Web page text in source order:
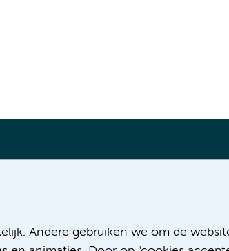
Andere gebruiken we om de
UMC